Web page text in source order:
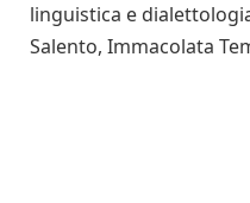
linguistica e
Salento, Immacolata